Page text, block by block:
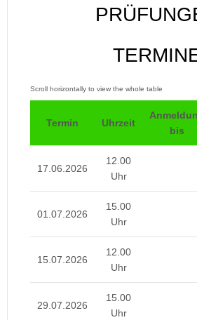
Termin Uhrzeit
bis
17.06.2026
12.00
Uhr
01.07.2026
15.00
Uhr
15.07.2026
12.00
Uhr
29.07.2026
15.00
Uhr